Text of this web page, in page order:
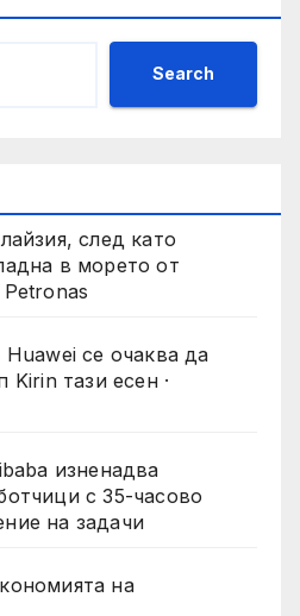
Search
след като
в морето от
се очаква да
тази есен ·
изненадва
с 35-часово
на задачи
на